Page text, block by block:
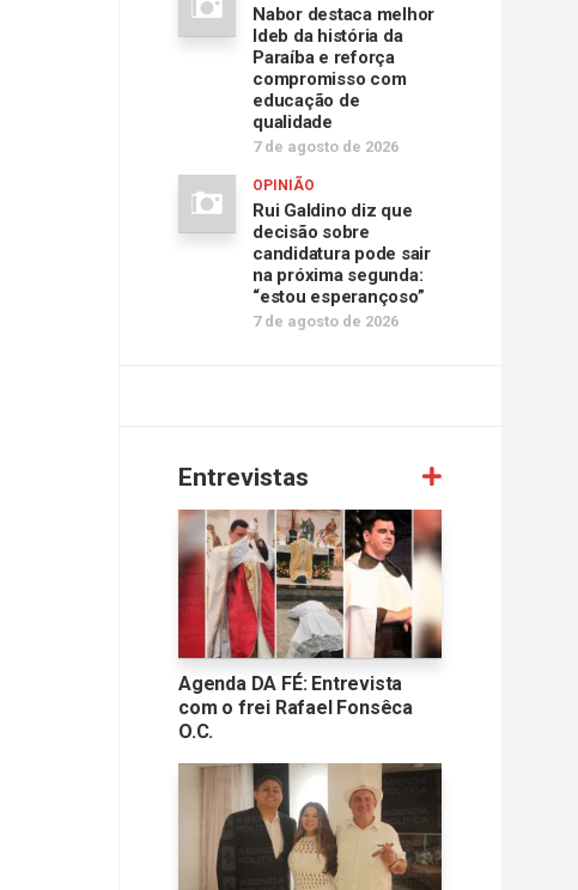
Nabor destaca melhor
Ideb da história da
Paraíba e reforça
compromisso com
educação de
qualidade
7 de agosto de 2026
OPINIÃO
Rui Galdino diz que
decisão sobre
candidatura pode sair
na próxima segunda:
“estou esperançoso”
7 de agosto de 2026
Entrevistas
Agenda DA FÉ: Entrevista
com o frei Rafael Fonsêca
O.C.